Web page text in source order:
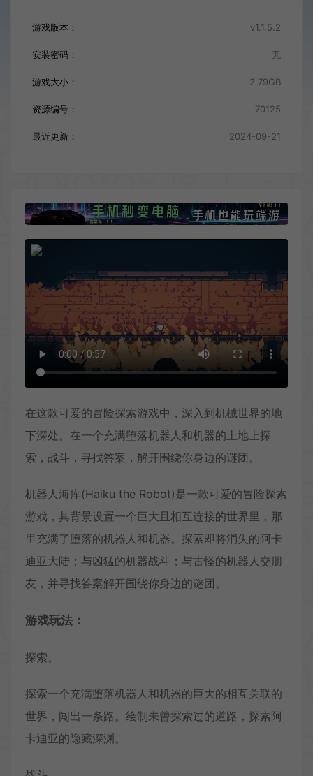
游戏版本： v1.1.5.2
安装密码： 无
游戏大小： 2.79GB
资源编号： 70125
最近更新： 2024-09-21
在这款可爱的冒险探索游戏中，深入到机械世界的地
下深处。在一个充满堕落机器人和机器的土地上探
索，战斗，寻找答案，解开围绕你身边的谜团。
机器人海库(Haiku the Robot)是一款可爱的冒险探索
游戏，其背景设置一个巨大且相互连接的世界里，那
里充满了堕落的机器人和机器。探索即将消失的阿卡
迪亚大陆；与凶猛的机器战斗；与古怪的机器人交朋
友，并寻找答案解开围绕你身边的谜团。
游戏玩法：
探索。
探索一个充满堕落机器人和机器的巨大的相互关联的
世界，闯出一条路。绘制未曾探索过的道路，探索阿
卡迪亚的隐藏深渊。